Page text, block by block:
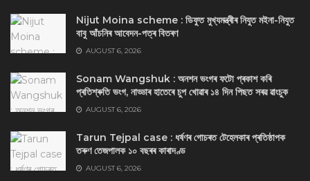
Nijut Moina scheme : ডিফুত মুখ্যমন্ত্ৰীৰ নিযুত মইনা-নিযুত
বাবু আঁচনিৰ আবেদন-পত্ৰ বিতৰণ
AUGUST 6, 2026
Sonam Wangshuk : অনশন ভংগৰ ফটো প্ৰকাশ কৰি
প্ৰতিশ্ৰুতি ভংগ, নাড্ডাৰ হাতেৰে চুপ খোৱাৰ ১৪ দিন পিছত সৰৱ ৱাংচুক
AUGUST 6, 2026
Tarun Tejpal case : ধৰ্ষণৰ গোচৰত টেহেলকাৰ প্ৰতিষ্ঠাপক
তৰুণ তেজপালক ১০ বছৰৰ কাৰাদণ্ড
AUGUST 6, 2026